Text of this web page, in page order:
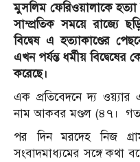
মুসলিম ফেরিওয়ালাকে
সাম্প্রতিক সময়ে রাজ্যে
বিদ্বেষ এ হত্যাকাণ্ডের
এখন পর্যন্ত ধর্মীয়
করেছে।
এক প্রতিবেদনে দ্য ওয়্যার
নাম আকবর মণ্ডল (৪৭। গত
পর দিন মরদেহ নিজ
সংবাদমাধ্যমের সঙ্গে